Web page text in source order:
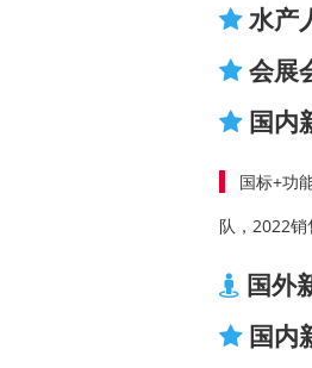
水产
会展
国内
国标+功
队，2022销
国外
国内